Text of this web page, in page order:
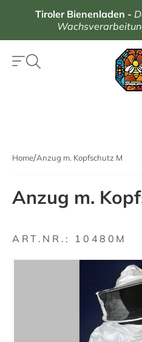
Tiroler Bienenladen -
Home Anzug m. Kopfschutz M
Anzug m.
ART.NR.: 10480M